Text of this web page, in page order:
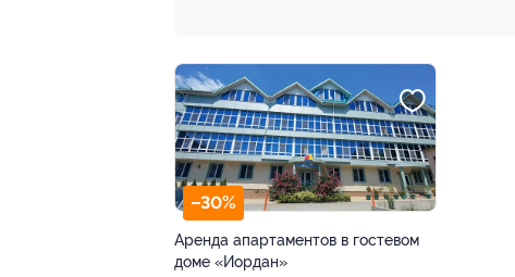
–30%
Аренда апартаментов в гостевом
доме «Иордан»